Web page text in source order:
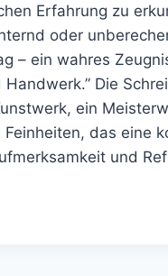
Erfahrung zu
oder
– ein wahres
Die
ein
Feinheiten, das eine
und